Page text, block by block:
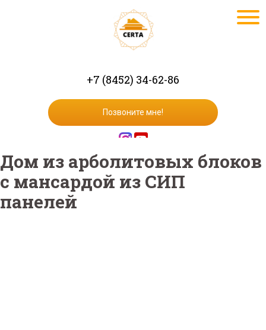
+7 (8452) 34-62-86
Позвоните мне!
Дом из арболитовых блоков
с мансардой из СИП
панелей